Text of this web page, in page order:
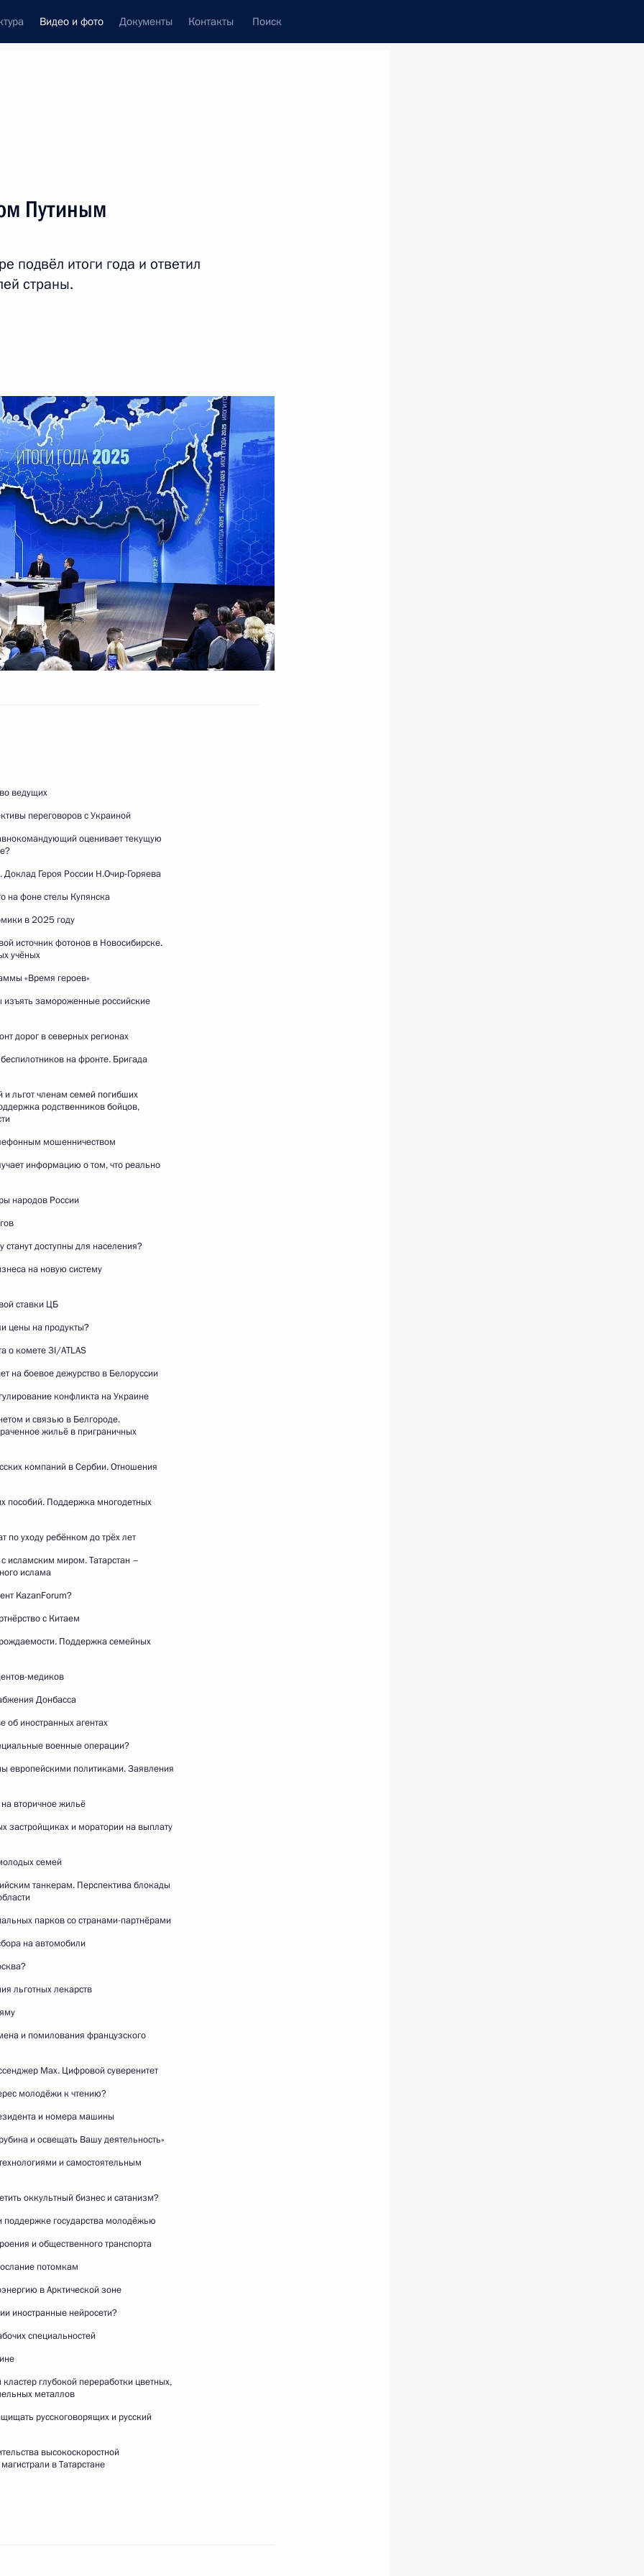
Видео и фото Документы Контакты Поиск
журналиста
Встреча с руководителями
Заявления для средств массовой
казахстанских переговоров
28 мая 2026 года
Ответы на вопросы
журналистов
Заявления Президента
России и Премьер-министра
Индии для СМИ
и руководством телеканалов
Aaj Tak и India Today
4 декабря 2025 года
Ответы на вопросы
российских СМИ
Путиным
подвёл итоги года и ответил
страны.
ведущих
переговоров с Украиной
оценивает текущую
Доклад Героя России Н.Очир-Горяева
на фоне стелы Купянска
в 2025 году
источник фотонов в Новосибирске.
учёных
«Время героев»
изъять замороженные российские
дорог в северных регионах
на фронте. Бригада
и льгот членам семей погибших
родственников бойцов,
мошенничеством
информацию о том, что реально
народов России
станут доступны для населения?
на новую систему
ставки ЦБ
цены на продукты?
о комете 3I/ATLAS
на боевое дежурство в Белоруссии
конфликта на Украине
и связью в Белгороде.
жильё в приграничных
компаний в Сербии. Отношения
пособий. Поддержка многодетных
по уходу ребёнком до трёх лет
исламским миром. Татарстан –
ислама
KazanForum?
с Китаем
Поддержка семейных
медиков
Донбасса
об иностранных агентах
военные операции?
европейскими политиками. Заявления
вторичное жильё
застройщиках и моратории на выплату
семей
танкерам. Перспектива блокады
парков со странами-партнёрами
на автомобили
льготных лекарств
и помилования французского
Max. Цифровой суверенитет
молодёжи к чтению?
и номера машины
и освещать Вашу деятельность»
и самостоятельным
оккультный бизнес и сатанизм?
поддержке государства молодёжью
и общественного транспорта
потомкам
в Арктической зоне
иностранные нейросети?
специальностей
глубокой переработки цветных,
металлов
русскоговорящих и русский
высокоскоростной
в Татарстане